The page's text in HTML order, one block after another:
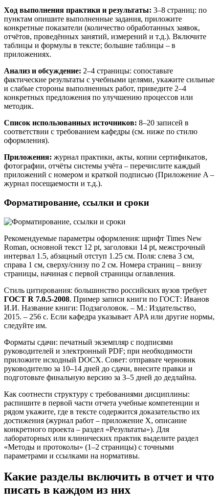
Ход выполнения практики и результаты: 3–8 страниц: по
пунктам опишите выполненные задания, приложите
конкретные показатели (количество обработанных заявок,
отчётов, проведённых занятий, измерений и т.д.). Включите
таблицы и формулы в тексте; большие таблицы – в
приложениях.
Анализ и обсуждение: 2–4 страницы: сопоставьте
фактические результаты с учебными целями, укажите сильные
и слабые стороны выполненных работ, приведите 2–4
конкретных предложения по улучшению процессов или
методик.
Список использованных источников: 8–20 записей в
соответствии с требованием кафедры (см. ниже по стилю
оформления).
Приложения: журнал практики, акты, копии сертификатов,
фотографии, отчёты системы учёта – перечислите каждый
приложений с номером и краткой подписью (Приложение A –
журнал посещаемости и т.д.).
Форматирование, ссылки и сроки
Рекомендуемые параметры оформления: шрифт Times New
Roman, основной текст 12 pt, заголовки 14 pt, межстрочный
интервал 1.5, абзацный отступ 1.25 см. Поля: слева 3 см,
справа 1 см, сверху/снизу по 2 см. Номера страниц – внизу
страницы, начиная с первой страницы оглавления.
Стиль цитирования: большинство российских вузов требует
ГОСТ R 7.0.5-2008. Пример записи книги по ГОСТ: Иванов
И.И. Название книги: Подзаголовок. – М.: Издательство,
2015. – 256 с. Если кафедра указывает APA или другие нормы,
следуйте им.
Форматы сдачи: печатный экземпляр с подписями
руководителей и электронный PDF; при необходимости
приложите исходный DOCX. Совет: отправьте черновик
руководителю за 10–14 дней до сдачи, внесите правки и
подготовьте финальную версию за 3–5 дней до дедлайна.
Как соотнести структуру с требованиями дисциплины:
распишите в первой части отчета учебные компетенции и
рядом укажите, где в тексте содержится доказательство их
достижения (журнал работ – приложение X, описание
конкретного проекта – раздел «Результаты»). Для
лабораторных или клинических практик выделите раздел
«Методы и протоколы» (1–2 страницы) с точными
параметрами и ссылками на нормативы.
Какие разделы включить в отчет и что
писать в каждом из них